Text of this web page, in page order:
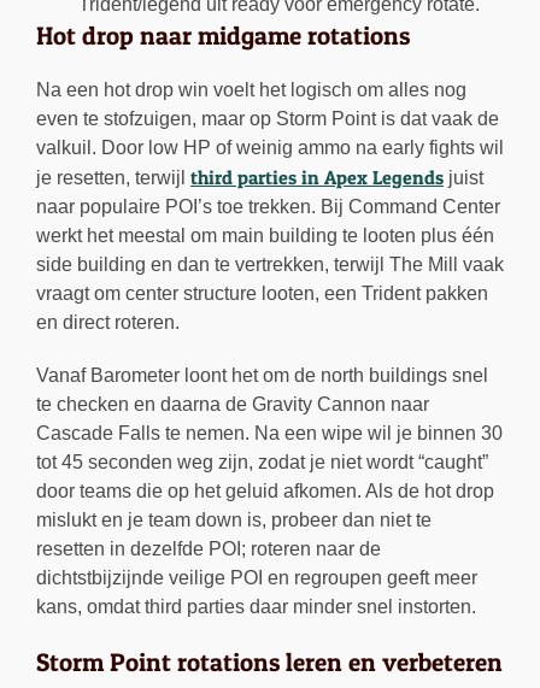
Trident/legend ult ready voor emergency rotate.
Hot drop naar midgame rotations
Na een hot drop win voelt het logisch om alles nog
even te stofzuigen, maar op Storm Point is dat vaak de
valkuil. Door low HP of weinig ammo na early fights wil
je resetten, terwijl third parties in Apex Legends juist
naar populaire POI’s toe trekken. Bij Command Center
werkt het meestal om main building te looten plus één
side building en dan te vertrekken, terwijl The Mill vaak
vraagt om center structure looten, een Trident pakken
en direct roteren.
Vanaf Barometer loont het om de north buildings snel
te checken en daarna de Gravity Cannon naar
Cascade Falls te nemen. Na een wipe wil je binnen 30
tot 45 seconden weg zijn, zodat je niet wordt “caught”
door teams die op het geluid afkomen. Als de hot drop
mislukt en je team down is, probeer dan niet te
resetten in dezelfde POI; roteren naar de
dichtstbijzijnde veilige POI en regroupen geeft meer
kans, omdat third parties daar minder snel instorten.
Storm Point rotations leren en verbeteren